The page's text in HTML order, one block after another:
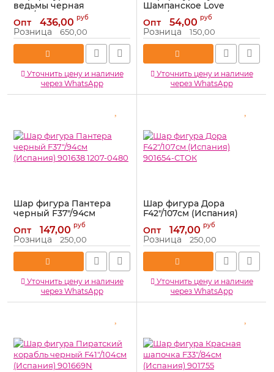
ведьмы черная
A29"/99см (США) 38004
1207-3324
Артикул: 1207-3324
Опт 436,00 руб
Розница 650,00
Уточнить цену и наличие
через WhatsApp
Шампанское Love
FL33"/84см (Китай) 150362
DBCY-B0362
Артикул: 150362
Опт 54,00 руб
Розница 150,00
Уточнить цену и наличие
через WhatsApp
Шар фигура Пантера
черный F37"/94см
(Испания) 901638 1207-
0480
Артикул: 1207-0480
Опт 147,00 руб
Розница 250,00
Уточнить цену и наличие
через WhatsApp
Шар фигура Дора
F42"/107см (Испания)
Артикул: 901654-СТОК
Опт 147,00 руб
Розница 250,00
Уточнить цену и наличие
через WhatsApp